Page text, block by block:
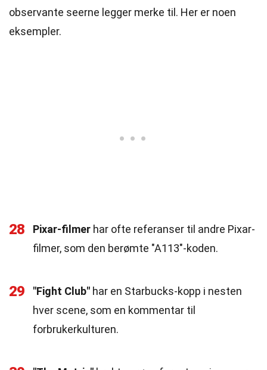
observante seerne legger merke til. Her er noen
eksempler.
28 Pixar-filmer har ofte referanser til andre Pixar-
filmer, som den berømte "A113"-koden.
29 "Fight Club" har en Starbucks-kopp i nesten
hver scene, som en kommentar til
forbrukerkulturen.